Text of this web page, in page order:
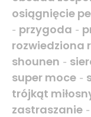
osiągnięcie
- przygoda -
rozwiedziona
shounen -
super moce -
trójkąt
zastraszanie -